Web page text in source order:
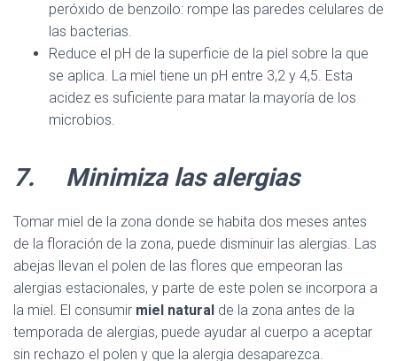
peróxido de benzoilo: rompe las paredes celulares de
las bacterias.
Reduce el pH de la superficie de la piel sobre la que
se aplica. La miel tiene un pH entre 3,2 y 4,5. Esta
acidez es suficiente para matar la mayoría de los
microbios.
7. Minimiza las alergias
Tomar miel de la zona donde se habita dos meses antes
de la floración de la zona, puede disminuir las alergias. Las
abejas llevan el polen de las flores que empeoran las
alergias estacionales, y parte de este polen se incorpora a
la miel. El consumir miel natural de la zona antes de la
temporada de alergias, puede ayudar al cuerpo a aceptar
sin rechazo el polen y que la alergia desaparezca.